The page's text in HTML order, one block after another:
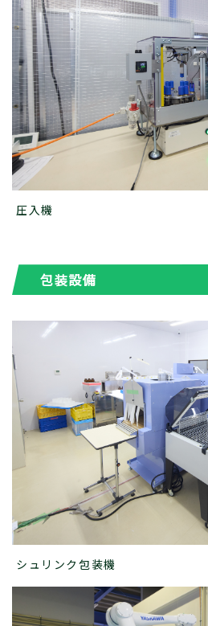
圧入機
包装設備
シュリンク包装機